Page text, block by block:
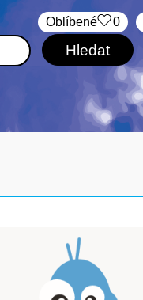
Oblíbené 0